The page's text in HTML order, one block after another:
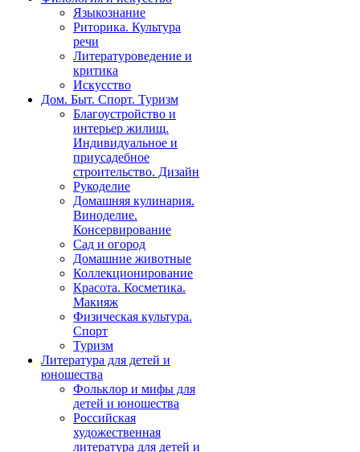
Языкознание
Риторика. Культура
речи
Литературоведение и
критика
Искусство
Дом. Быт. Спорт. Туризм
Благоустройство и
интерьер жилищ.
Индивидуальное и
приусадебное
строительство. Дизайн
Рукоделие
Домашняя кулинария.
Виноделие.
Консервирование
Сад и огород
Домашние животные
Коллекционирование
Красота. Косметика.
Макияж
Физическая культура.
Спорт
Туризм
Литература для детей и
юношества
Фольклор и мифы для
детей и юношества
Российская
художественная
литература для детей и